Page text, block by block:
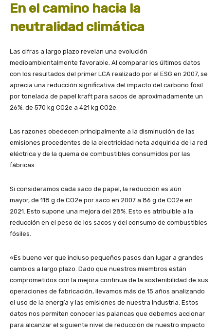
En el camino hacia la
neutralidad climática
Las cifras a largo plazo revelan una evolución
medioambientalmente favorable. Al comparar los últimos datos
con los resultados del primer LCA realizado por el ESG en 2007, se
aprecia una reducción significativa del impacto del carbono fósil
por tonelada de papel kraft para sacos de aproximadamente un
26%: de 570 kg CO2e a 421 kg CO2e.
Las razones obedecen principalmente a la disminución de las
emisiones procedentes de la electricidad neta adquirida de la red
eléctrica y de la quema de combustibles consumidos por las
fábricas.
Si consideramos cada saco de papel, la reducción es aún
mayor, de 118 g de CO2e por saco en 2007 a 86 g de CO2e en
2021. Esto supone una mejora del 28%. Esto es atribuible a la
reducción en el peso de los sacos y del consumo de combustibles
fósiles.
«Es bueno ver que incluso pequeños pasos dan lugar a grandes
cambios a largo plazo. Dado que nuestros miembros están
comprometidos con la mejora continua de la sostenibilidad de sus
operaciones de fabricación, llevamos más de 15 años analizando
el uso de la energía y las emisiones de nuestra industria. Estos
datos nos permiten conocer las palancas que debemos accionar
para alcanzar el siguiente nivel de reducción de nuestro impacto